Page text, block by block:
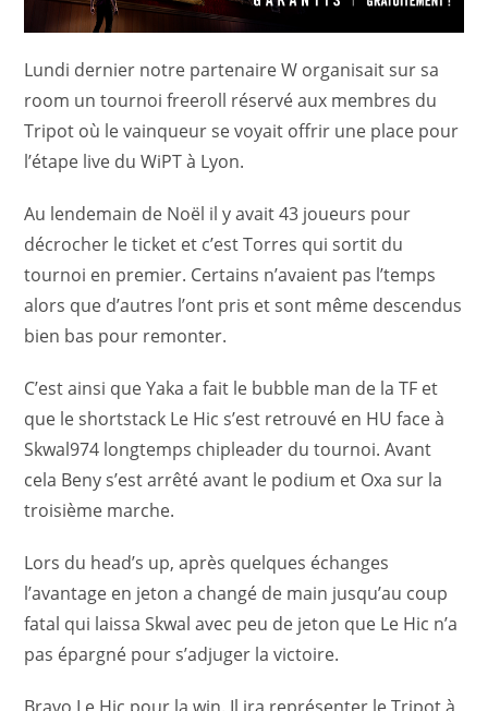
Lundi dernier notre partenaire W organisait sur sa
room un tournoi freeroll réservé aux membres du
Tripot où le vainqueur se voyait offrir une place pour
l’étape live du WiPT à Lyon.
Au lendemain de Noël il y avait 43 joueurs pour
décrocher le ticket et c’est Torres qui sortit du
tournoi en premier. Certains n’avaient pas l’temps
alors que d’autres l’ont pris et sont même descendus
bien bas pour remonter.
C’est ainsi que Yaka a fait le bubble man de la TF et
que le shortstack Le Hic s’est retrouvé en HU face à
Skwal974 longtemps chipleader du tournoi. Avant
cela Beny s’est arrêté avant le podium et Oxa sur la
troisième marche.
Lors du head’s up, après quelques échanges
l’avantage en jeton a changé de main jusqu’au coup
fatal qui laissa Skwal avec peu de jeton que Le Hic n’a
pas épargné pour s’adjuger la victoire.